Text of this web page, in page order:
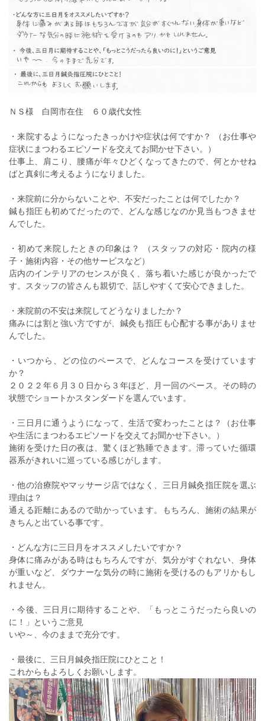
ＮＳ様 白岡市在住 ６０歳代女性
・来院するようになったきっかけや症状は何ですか？ （お仕事や
症状にまつわるエピソードを交えてお聞かせ下さい。）
仕事上、肩こり、腰痛が年々ひどくなってきたので、何とかせね
ばと真剣に考えるようになりました。
・来院前に分からないことや、不安だったことは何でしたか？
鍼も指圧も初めてだったので、どんな感じなのか見当もつきませ
んでした。
・初めて来院したときの印象は？ （スタッフの対応・院内の様
子・施術内容・その他サービスなど）
店内のインテリアのセンスが良く、落ち着いた感じが良かったで
す。スタッフの皆さんも親切で、話しやすくて安心できました。
・来院前の不安は来院してどうなりましたか？
痛みには割と強い方ですが、鍼灸も指圧も心配する事がありませ
んでした。
・いつから、どの位のペースで、どんなコースを受けています
か？
２０２２年６月３０日から３年ほど、月一回のペース。その時の
状態でショートかスタンダードを選んでいます。
・三日月に通うようになって、生活で変わったことは？（お仕事
や生活にまつわるエピソードを交えてお聞かせ下さい。）
施術を受けた日の夜は、驚くほど熟睡できます。滞っていた循環
器系がきれいに巡っている感じがします。
・他の治療院やマッサージ店ではなく、三日月鍼灸指圧院を選ぶ
理由は？
通える距離にあるので助かっています。もちろん、施術の結果が
きちんと出ている事です。
・どんな方に三日月をオススメしたいですか？
身体に痛みがある時はもちろんですが、気分がすぐれない、身体
が重いなど、ダウナーな気分の時に施術を受けるのもアリかもし
れません。
・今後、三日月に期待することや、「もっとこうだったら良いの
に！」というご意見
いや～、今のままで充分です。
・最後に、三日月鍼灸指圧院にひとこと！
これからもよろしくお願いします。